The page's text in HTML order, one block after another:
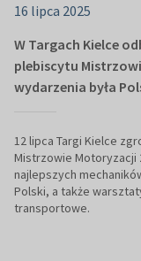
16 lipca 2025
W Targach Kielce
plebiscytu
wydarzenia była
12 lipca Targi Kielce
Mistrzowie Motoryzacji
najlepszych
Polski, a także
transportowe.